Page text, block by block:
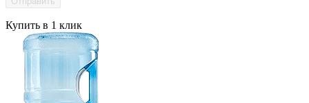
Купить в 1 клик